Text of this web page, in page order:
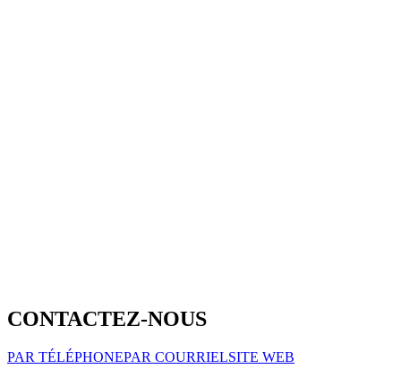
CONTACTEZ-NOUS
PAR TÉLÉPHONEPAR COURRIELSITE WEB